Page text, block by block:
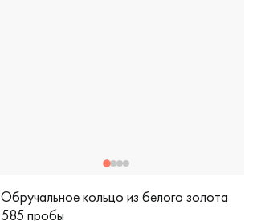
Обручальное кольцо из белого золота
585 пробы